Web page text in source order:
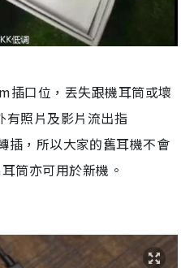
插口位，丟失跟機耳筒或壞
有照片及影片流出指
，所以大家的舊耳機不會
筒亦可用於新機。